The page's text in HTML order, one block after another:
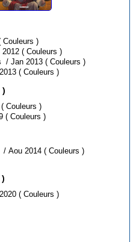
• Tome 1 : Anomalies / Jan 2012 ( Couleurs )
• Tome 2 : Le jour du fuseur / Juin 2012 ( Couleurs )
• Tome 3 : Chimères et Gargouilles / Jan 2013 ( Couleurs )
• Tome 4 : Le préfet spécial / Avr 2013 ( Couleurs )
)
• Tome 1 : Mise à jour / Sep 2018 ( Couleurs )
• Tome 2 : Les Infectés / Mar 2019 ( Couleurs )
• Tome 6 : Rebirth + Reloading six / Aou 2014 ( Couleurs )
/ Fév 2020 ( Couleurs )